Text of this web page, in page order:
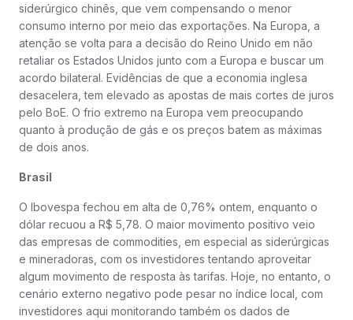
siderúrgico chinês, que vem compensando o menor
consumo interno por meio das exportações. Na Europa, a
atenção se volta para a decisão do Reino Unido em não
retaliar os Estados Unidos junto com a Europa e buscar um
acordo bilateral. Evidências de que a economia inglesa
desacelera, tem elevado as apostas de mais cortes de juros
pelo BoE. O frio extremo na Europa vem preocupando
quanto à produção de gás e os preços batem as máximas
de dois anos.
Brasil
O Ibovespa fechou em alta de 0,76% ontem, enquanto o
dólar recuou a R$ 5,78. O maior movimento positivo veio
das empresas de commodities, em especial as siderúrgicas
e mineradoras, com os investidores tentando aproveitar
algum movimento de resposta às tarifas. Hoje, no entanto, o
cenário externo negativo pode pesar no índice local, com
investidores aqui monitorando também os dados de